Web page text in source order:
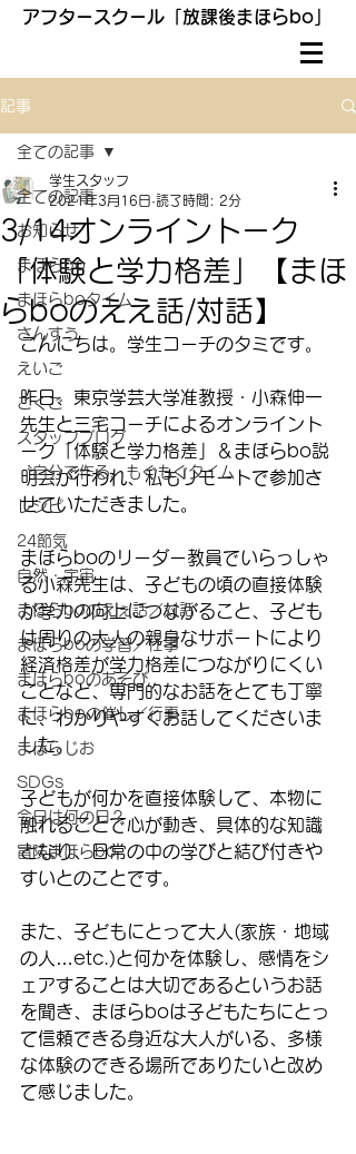
アフタースクール「放課後まほらbo」
記事
全ての記事
お知らせ
まほらbo
まほらboタイム
さんすう
えいご
こくご
スタッフブログ
〝自分で作る〟もぐもぐタイム
レシピ
24節気
自然・宇宙
まほらboのえぇ話／対話
まほらboの学習／仕事
まほらboのあそび
まほらboの催し／行事
まほらじお
SDGs
今日は何の日？
冒険まほらbo
全ての記事
3/14オンライントーク
「体験と学力格差」【まほ
らboのええ話/対話】
学生スタッフ
2021年3月16日 読了時間: 2分
こんにちは。学生コーチのタミです。
昨日、東京学芸大学准教授・小森伸一
先生と三宅コーチによるオンライント
ーク「体験と学力格差」＆まほらbo説
明会が行われ、私もリモートで参加さ
せていただきました。
まほらboのリーダー教員でいらっしゃ
る小森先生は、子どもの頃の直接体験
が学力の向上につながること、子ども
は周りの大人の親身なサポートにより
経済格差が学力格差につながりにくい
ことなど、専門的なお話をとても丁寧
に、わかりやすくお話してくださいま
した。
子どもが何かを直接体験して、本物に
触れることで心が動き、具体的な知識
となり、日常の中の学びと結び付きや
すいとのことです。
また、子どもにとって大人(家族・地域
の人…etc.)と何かを体験し、感情をシ
ェアすることは大切であるというお話
を聞き、まほらboは子どもたちにとっ
て信頼できる身近な大人がいる、多様
な体験のできる場所でありたいと改め
て感じました。